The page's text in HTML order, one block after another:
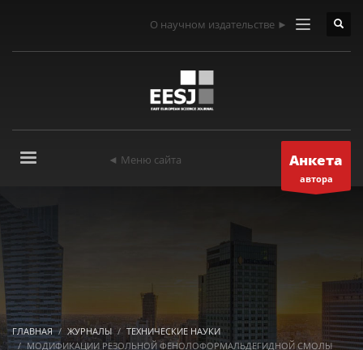
О научном издательстве ►
◄ Меню сайта Анкета
автора
ГЛАВНАЯ ЖУРНАЛЫ
ТЕХНИЧЕСКИЕ НАУКИ
МОДИФИКАЦИИ РЕЗОЛЬНОЙ ФЕНОЛОФОРМАЛЬДЕГИДНОЙ СМОЛЫ